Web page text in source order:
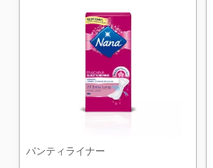
パンティライナー